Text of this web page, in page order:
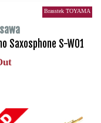
Brasstek TOYAMA
Saxosphone S-WO1